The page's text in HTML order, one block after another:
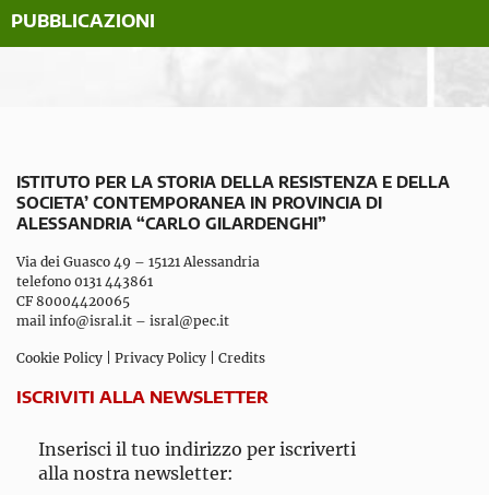
PUBBLICAZIONI
ISTITUTO PER LA STORIA DELLA RESISTENZA E DELLA
SOCIETA’ CONTEMPORANEA IN PROVINCIA DI
ALESSANDRIA “CARLO GILARDENGHI”
Via dei Guasco 49 – 15121 Alessandria
telefono 0131 443861
CF 80004420065
mail info@isral.it – isral@pec.it
Cookie Policy Privacy Policy Credits
ISCRIVITI ALLA NEWSLETTER
Inserisci il tuo indirizzo per iscriverti
alla nostra newsletter: